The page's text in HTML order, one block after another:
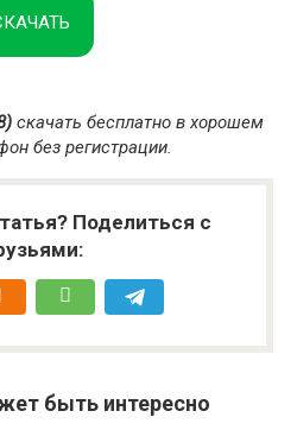
скачать бесплатно в хорошем
без регистрации.
Поделиться с
быть интересно